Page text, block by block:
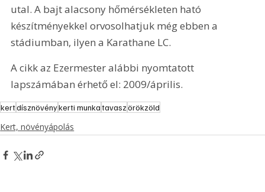
utal. A bajt alacsony hőmérsékleten ható
készítményekkel orvosolhatjuk még ebben a
stádiumban, ilyen a Karathane LC.
A cikk az Ezermester alábbi nyomtatott
lapszámában érhető el: 2009/április.
kertdísznövénykerti munkatavaszörökzöld
Kert, növényápolás